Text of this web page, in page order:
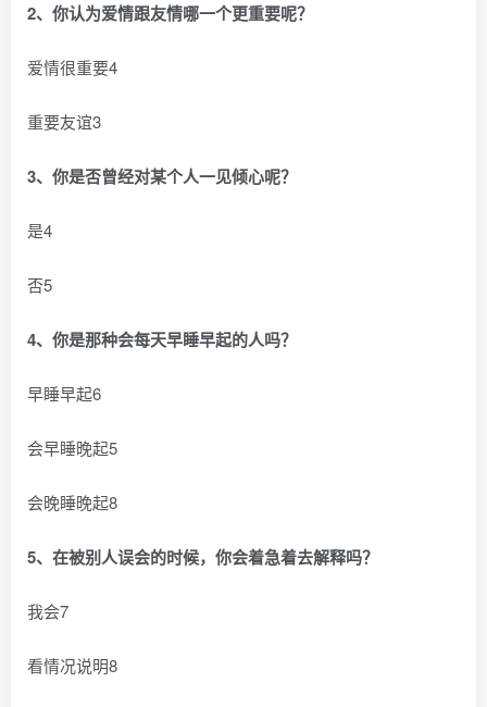
2、你认为爱情跟友情哪一个更重要呢？
爱情很重要4
重要友谊3
3、你是否曾经对某个人一见倾心呢？
是4
否5
4、你是那种会每天早睡早起的人吗？
早睡早起6
会早睡晚起5
会晚睡晚起8
5、在被别人误会的时候，你会着急着去解释吗？
我会7
看情况说明8